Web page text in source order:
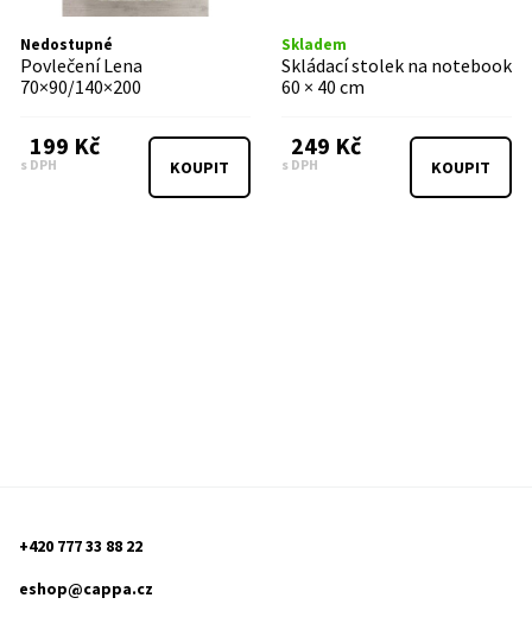
Nedostupné
Povlečení Lena
70×90/140×200
199 Kč
s DPH KOUPIT
Skladem
Skládací stolek na notebook
60 × 40 cm
249 Kč
s DPH KOUPIT
+420 777 33 88 22
eshop@cappa.cz